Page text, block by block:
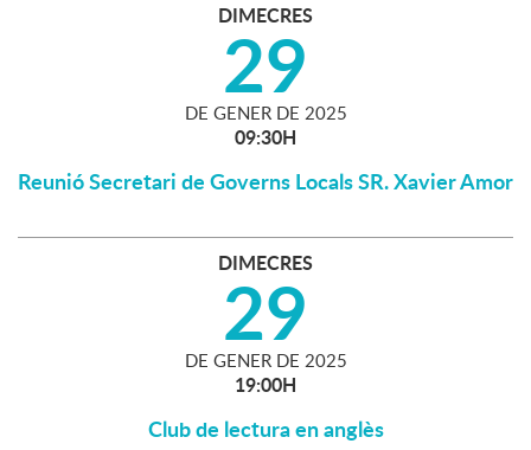
DIMECRES
29
DE GENER DE 2025
09:30H
Reunió Secretari de Governs Locals SR. Xavier Amor
DIMECRES
29
DE GENER DE 2025
19:00H
Club de lectura en anglès